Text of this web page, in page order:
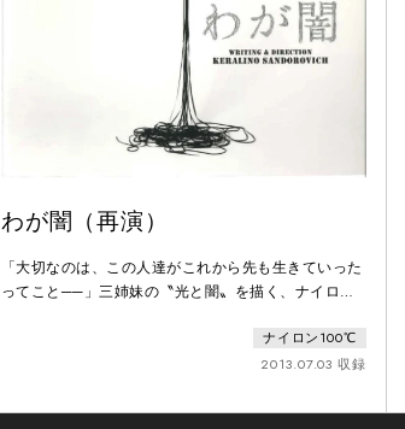
わが闇（再演）
「大切なのは、この人達がこれから先も生きていった
ってこと──」三姉妹の〝光と闇〟を描く、ナイロン
川三憲）は伯母から家を譲られ、妻・基子（松永玲子
／2役）、7歳の長女立子（犬山イヌコ）、5歳の次女
五色村に転居した。そこに伸彦のファン、三好（三宅
ナイロン100℃
2013.07.03 収録